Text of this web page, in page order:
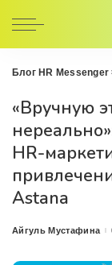
Блог HR Messenger
«Вручную
HR-
Astana
Posted
Айгуль Мустафина